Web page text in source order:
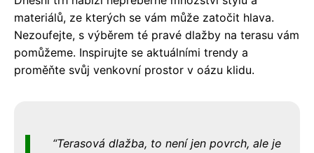
materiálů, ze kterých se vám může zatočit hlava.
Nezoufejte, s výběrem té pravé dlažby na terasu vám
pomůžeme. Inspirujte se aktuálními trendy a
proměňte svůj venkovní prostor v oázu klidu.
Terasová dlažba, to není jen povrch, ale je